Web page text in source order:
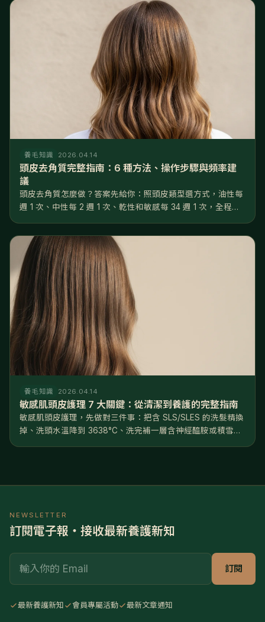
養毛知識 2026.04.14
頭皮去角質完整指南：6 種方法、操作步驟與頻率建
議
頭皮去角質怎麼做？答案先給你：照頭皮類型選方式，油性每
週 1 次、中性每 2 週 1 次、乾性和敏感每 34 週 1 次，全程用
養毛知識 2026.04.14
敏感肌頭皮護理 7 大關鍵：從清潔到養護的完整指南
敏感肌頭皮護理，先做對三件事：把含 SLS/SLES 的洗髮精換
掉、洗頭水溫降到 3638°C、洗完補一層含神經醯胺或積雪草
NEWSLETTER
訂閱電子報・接收最新養護新知
訂閱
最新養護新知 會員專屬活動 最新文章通知